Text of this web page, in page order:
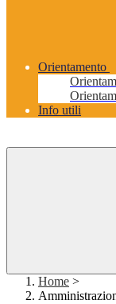
Orientamento
Info utili
Home >